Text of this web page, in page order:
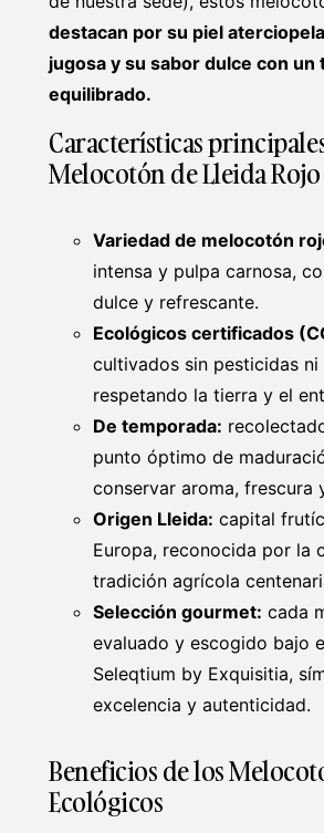
destacan por su piel
jugosa y su sabor dulce con un
equilibrado.
Características
Melocotón de Lleida
Variedad de melocotón
intensa y pulpa carnosa,
dulce y refrescante.
Ecológicos certificados
cultivados sin pesticidas ni
respetando la tierra y el
De temporada:
punto óptimo de
conservar aroma, frescura
Origen Lleida: capital
Europa, reconocida por la
tradición agrícola
Selección gourmet: cada
evaluado y escogido bajo
Seleqtium by Exquisitia,
excelencia y autenticidad.
Beneficios de los
Ecológicos